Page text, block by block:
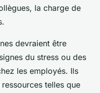
la charge de
devraient être
du stress ou des
les employés. Ils
telles que